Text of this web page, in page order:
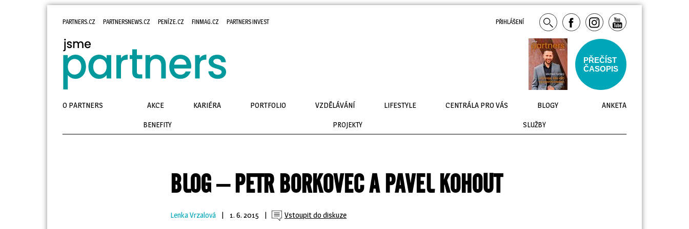
BLOG – PETR BORKOVEC A PAVEL KOHOUT
Lenka Vrzalová | 1. 6. 2015 | Vstoupit do diskuze
PARTNERS.CZ PARTNERSNEWS.CZ PENÍZE.CZ FINMAG.CZ PARTNERS INVEST PŘIHLÁŠENÍ
PŘEČÍST
ČASOPIS
O PARTNERS AKCE KARIÉRA PORTFOLIO VZDĚLÁVÁNÍ LIFESTYLE CENTRÁLA PRO VÁS BLOGY ANKETA
BENEFITY PROJEKTY SLUŽBY